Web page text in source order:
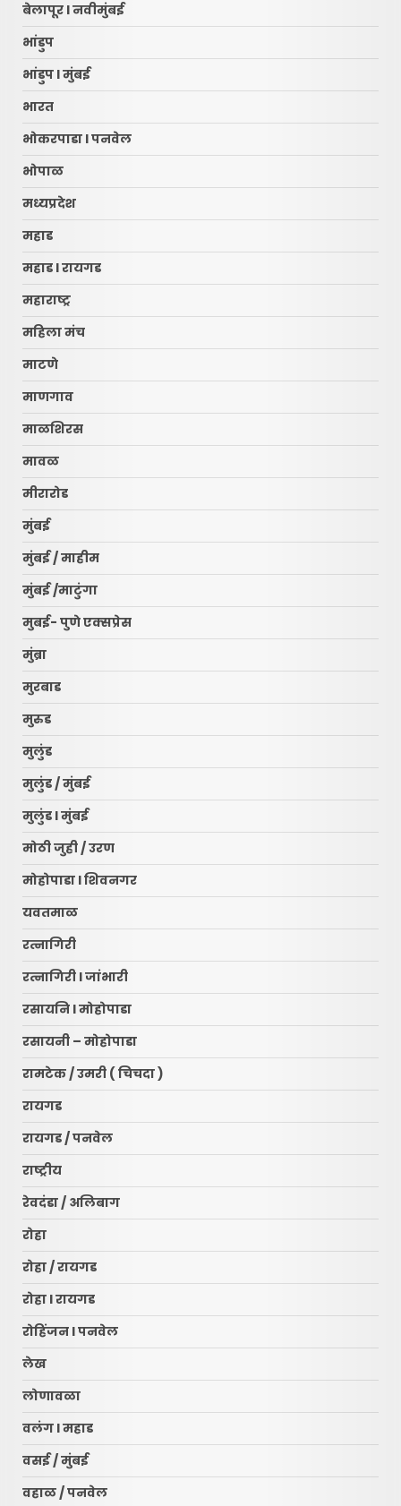
बेलापूर l नवीमुंबई
भांडुप
भांडुप l मुंबई
भारत
भोकरपाडा l पनवेल
भोपाळ
मध्यप्रदेश
महाड
महाड l रायगड
महाराष्ट्र
महिला मंच
माटणे
माणगाव
माळशिरस
मावळ
मीरारोड
मुंबई
मुंबई / माहीम
मुंबई /माटुंगा
मुबई- पुणे एक्सप्रेस
मुंब्रा
मुरबाड
मुरुड
मुलुंड
मुलुंड / मुंबई
मुलुंड l मुंबई
मोठी जुही / उरण
मोहोपाडा l शिवनगर
यवतमाळ
रत्नागिरी
रत्नागिरी l जांभारी
रसायनि l मोहोपाडा
रसायनी – मोहोपाडा
रामटेक / उमरी ( चिचदा )
रायगड
रायगड / पनवेल
राष्ट्रीय
रेवदंडा / अलिबाग
रोहा
रोहा / रायगड
रोहा l रायगड
रोहिंजन l पनवेल
लेख
लोणावळा
वलंग l महाड
वसई / मुंबई
वहाळ / पनवेल